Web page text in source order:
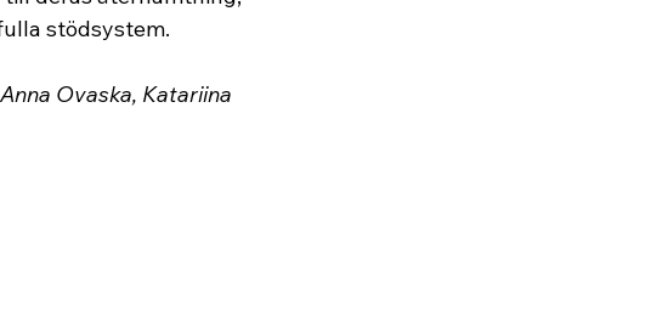
stödsystem.
Ovaska, Katariina